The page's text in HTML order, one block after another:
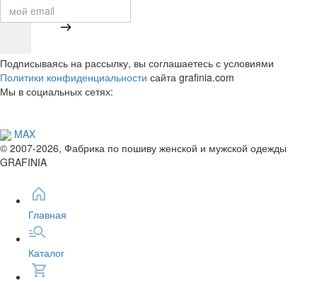
Подписываясь на рассылку, вы соглашаетесь с условиями
Политики конфиденциальности сайта grafinia.com
Мы в социальных сетях:
MAX
© 2007-2026, Фабрика по пошиву женской и мужской одежды
GRAFINIA
Главная
Каталог